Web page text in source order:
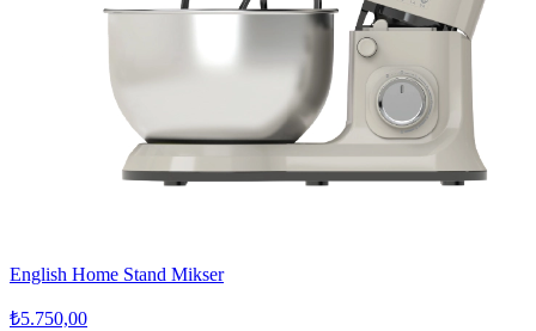
English Home Stand Mikser
₺5.750,00